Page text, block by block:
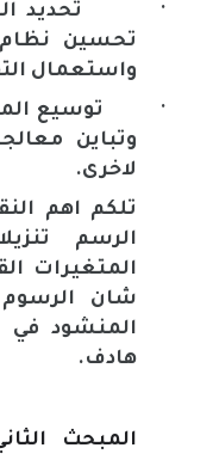
·
تحديد
تحسين نظام
واستعمال
·
توسيع
وتباين
لاخرى.
تلكم اهم
الرسم
المتغيرات
شان الرسوم
المنشود في
هادف.
المبحث